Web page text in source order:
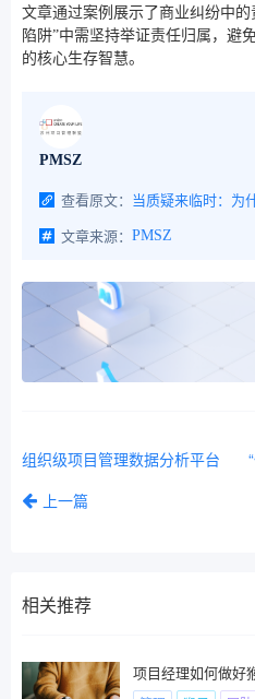
文章通过案例展示了商业纠纷中
陷阱”中需坚持举证责任归属，避
的核心生存智慧。
PMSZ
查看原文：
文章来源： PMSZ
组织级项目管理数据分析平台
上一篇
相关推荐
项目经理如何做好